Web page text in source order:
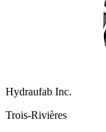
Hydraufab Inc.
Trois-Rivières